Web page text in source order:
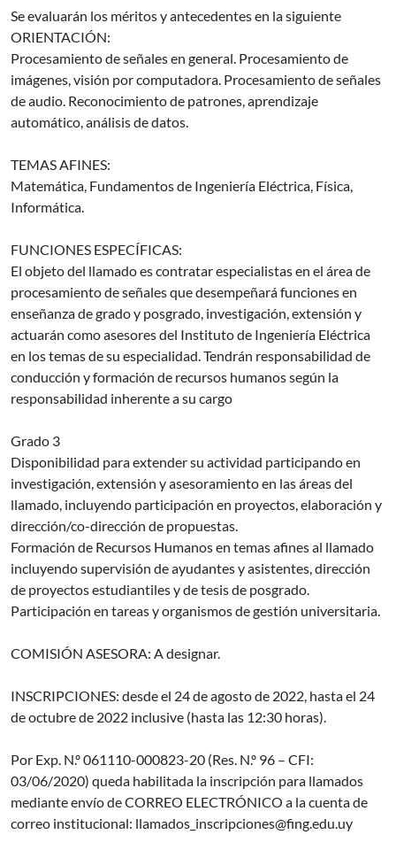
Se evaluarán los méritos y antecedentes en la siguiente
ORIENTACIÓN:
Procesamiento de señales en general. Procesamiento de
imágenes, visión por computadora. Procesamiento de señales
de audio. Reconocimiento de patrones, aprendizaje
automático, análisis de datos.
TEMAS AFINES:
Matemática, Fundamentos de Ingeniería Eléctrica, Física,
Informática.
FUNCIONES ESPECÍFICAS:
El objeto del llamado es contratar especialistas en el área de
procesamiento de señales que desempeñará funciones en
enseñanza de grado y posgrado, investigación, extensión y
actuarán como asesores del Instituto de Ingeniería Eléctrica
en los temas de su especialidad. Tendrán responsabilidad de
conducción y formación de recursos humanos según la
responsabilidad inherente a su cargo
Grado 3
Disponibilidad para extender su actividad participando en
investigación, extensión y asesoramiento en las áreas del
llamado, incluyendo participación en proyectos, elaboración y
dirección/co-dirección de propuestas.
Formación de Recursos Humanos en temas afines al llamado
incluyendo supervisión de ayudantes y asistentes, dirección
de proyectos estudiantiles y de tesis de posgrado.
Participación en tareas y organismos de gestión universitaria.
COMISIÓN ASESORA: A designar.
INSCRIPCIONES: desde el 24 de agosto de 2022, hasta el 24
de octubre de 2022 inclusive (hasta las 12:30 horas).
Por Exp. N.º 061110-000823-20 (Res. N.º 96 – CFI:
03/06/2020) queda habilitada la inscripción para llamados
mediante envío de CORREO ELECTRÓNICO a la cuenta de
correo institucional: llamados_inscripciones@fing.edu.uy